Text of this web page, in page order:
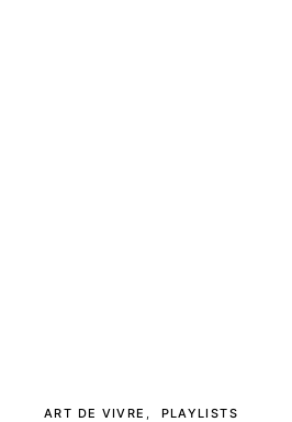
ART DE VIVRE PLAYLISTS